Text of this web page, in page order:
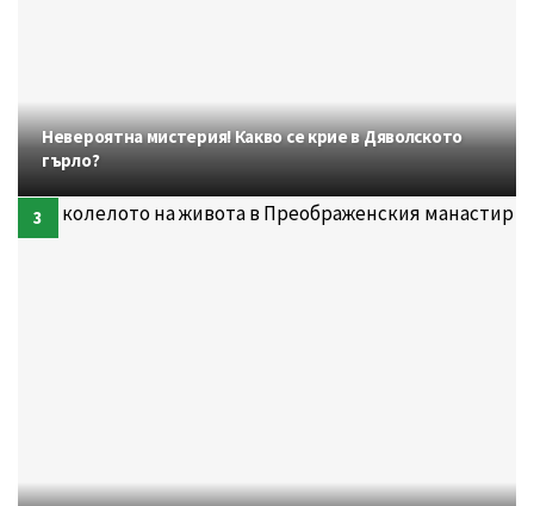
Невероятна мистерия! Какво се крие в Дяволското
гърло?